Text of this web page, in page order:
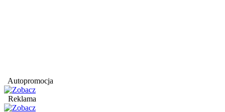
Autopromocja
Reklama